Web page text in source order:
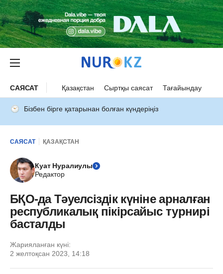
САЯСАТ Қазақстан Сыртқы саясат Тағайындау
Бізбен бірге қатарынан болған күндеріңіз
САЯСАТ ҚАЗАҚСТАН
Куат Нуралиулы
Редактор
БҚО-да Тәуелсіздік күніне арналған
республикалық пікірсайыс турнирі
басталды
Жарияланған күні:
2 желтоқсан 2023, 14:18